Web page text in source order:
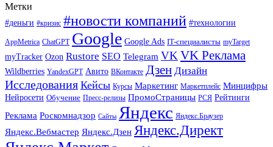
Метки
#деньги #кризис #новости компаний #технологии
AppMetrica ChatGPT Google Google Ads IT-специалисты myTarget
myTracker Ozon Rustore SEO Telegram VK VK Реклама
Wildberries YandexGPT Авито ВКонтакте Дзен Дизайн
Исследования Кейсы Курсы Маркетинг Маркетплейс Минцифры
Нейросети Обучение Пресс-релизы ПромоСтраницы РСЯ Рейтинги
Реклама Роскомнадзор Сайты Яндекс Яндекс.Браузер
Яндекс.Вебмастер Яндекс.Дзен Яндекс.Директ